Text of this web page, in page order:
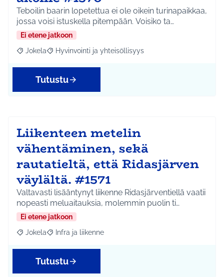
Teboilin baarin lopetettua ei ole oikein turinapaikkaa,
jossa voisi istuskella pitempään. Voisiko ta…
Ei etene jatkoon
Rajaa tulokset aihepiirin mukaan: Jokela
Jokela Rajaa tulokset teeman mukaan: Hyvinvointi ja
Hyvinvointi ja yhteisöllisyys
Tutustu
Liikenteen metelin
vähentäminen, sekä
rautatieltä, että Ridasjärven
väylältä. #1571
Valtavasti lisääntynyt liikenne Ridasjärventiellä vaatii
nopeasti meluaitauksia, molemmin puolin ti…
Ei etene jatkoon
Rajaa tulokset aihepiirin mukaan: Jokela
Jokela Rajaa tulokset teeman mukaan: Infra ja liikenne
Infra ja liikenne
Tutustu